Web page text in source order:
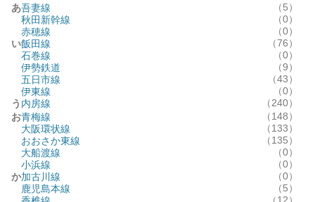
あ吾妻線
（5）
秋田新幹線
（0）
赤穂線
（0）
い飯田線
（76）
石巻線
（0）
伊勢鉄道
（9）
五日市線
（43）
伊東線
（0）
う 内房線
（240）
お青梅線
（148）
大阪環状線
（133）
おおさか東線
（135）
大船渡線
（0）
小浜線
（0）
か加古川線
（0）
鹿児島本線
（5）